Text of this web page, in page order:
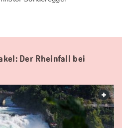
Der Rheinfall bei